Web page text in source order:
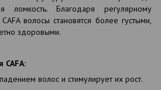
ломкость. Благодаря регулярному
волосы становятся более густыми,
здоровыми.
волос и стимулирует их рост.